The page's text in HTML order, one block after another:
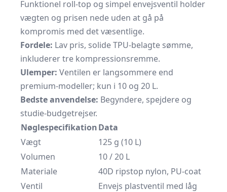
Funktionel roll-top og simpel envejsventil holder
vægten og prisen nede uden at gå på
kompromis med det væsentlige.
Fordele: Lav pris, solide TPU-belagte sømme,
inkluderer tre kompressionsremme.
Ulemper: Ventilen er langsommere end
premium-modeller; kun i 10 og 20 L.
Bedste anvendelse: Begyndere, spejdere og
studie-budgetrejser.
NøglespecifikationData
Vægt
125 g (10 L)
Volumen
10 / 20 L
Materiale
40D ripstop nylon, PU-coat
Ventil
Envejs plastventil med låg